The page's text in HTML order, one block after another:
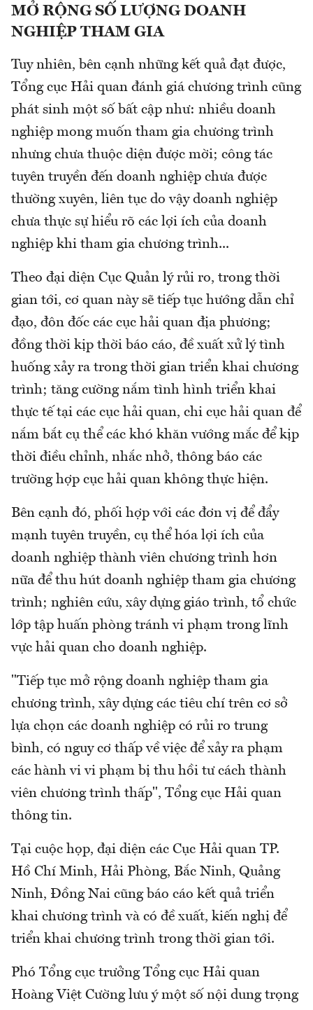
MỞ RỘNG SỐ LƯỢNG DOANH
NGHIỆP THAM GIA
Tuy nhiên, bên cạnh những kết quả đạt được,
Tổng cục Hải quan đánh giá chương trình cũng
phát sinh một số bất cập như: nhiều doanh
nghiệp mong muốn tham gia chương trình
nhưng chưa thuộc diện được mời; công tác
tuyên truyền đến doanh nghiệp chưa được
thường xuyên, liên tục do vậy doanh nghiệp
chưa thực sự hiểu rõ các lợi ích của doanh
nghiệp khi tham gia chương trình...
Theo đại diện Cục Quản lý rủi ro, trong thời
gian tới, cơ quan này sẽ tiếp tục hướng dẫn chỉ
đạo, đôn đốc các cục hải quan địa phương;
đồng thời kịp thời báo cáo, đề xuất xử lý tình
huống xảy ra trong thời gian triển khai chương
trình; tăng cường nắm tình hình triển khai
thực tế tại các cục hải quan, chi cục hải quan để
nắm bắt cụ thể các khó khăn vướng mắc để kịp
thời điều chỉnh, nhắc nhở, thông báo các
trường hợp cục hải quan không thực hiện.
Bên cạnh đó, phối hợp với các đơn vị để đẩy
mạnh tuyên truyền, cụ thể hóa lợi ích của
doanh nghiệp thành viên chương trình hơn
nữa để thu hút doanh nghiệp tham gia chương
trình; nghiên cứu, xây dựng giáo trình, tổ chức
lớp tập huấn phòng tránh vi phạm trong lĩnh
vực hải quan cho doanh nghiệp.
"Tiếp tục mở rộng doanh nghiệp tham gia
chương trình, xây dựng các tiêu chí trên cơ sở
lựa chọn các doanh nghiệp có rủi ro trung
bình, có nguy cơ thấp về việc để xảy ra phạm
các hành vi vi phạm bị thu hồi tư cách thành
viên chương trình thấp", Tổng cục Hải quan
thông tin.
Tại cuộc họp, đại diện các Cục Hải quan TP.
Hồ Chí Minh, Hải Phòng, Bắc Ninh, Quảng
Ninh, Đồng Nai cũng báo cáo kết quả triển
khai chương trình và có đề xuất, kiến nghị để
triển khai chương trình trong thời gian tới.
Phó Tổng cục trưởng Tổng cục Hải quan
Hoàng Việt Cường lưu ý một số nội dung trọng